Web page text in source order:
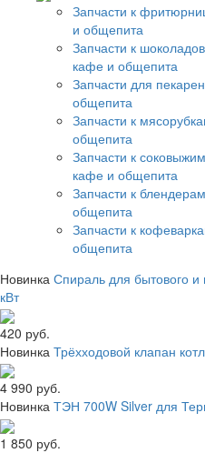
Запчасти к
и общепита
Запчасти к
кафе и общепита
Запчасти для
общепита
Запчасти к
общепита
Запчасти к
кафе и общепита
Запчасти к
общепита
Запчасти к
общепита
Новинка Спираль для бытового
кВт
420 руб.
Новинка Трёхходовой клапан
4 990 руб.
Новинка ТЭН 700W Silver для
1 850 руб.